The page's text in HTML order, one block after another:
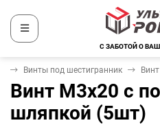
С ЗАБОТОЙ О
Винты под шестигранник
Винт М3х20 с
шляпкой (5шт)